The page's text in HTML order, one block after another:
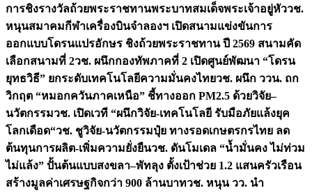
การชิงรางวัลถ้วยพระราชทานพระบาทสมเด็จพระเจ้าอยู่หัววช.
หนุนสมาคมกีฬาเครื่องบินจำลองฯ เปิดสนามแข่งขันการ
ออกแบบโดรนแปรอักษร ชิงถ้วยพระราชทาน ปี 2569 สนามคัด
เลือกสนามที่ 2วช. ผนึกกองทัพภาคที่ 2 เปิดศูนย์พัฒนา “โดรน
ยุทธวิธี” ยกระดับเทคโนโลยีความมั่นคงไทยวช. ผนึก ววน. ถก
วิกฤต “หมอกควันภาคเหนือ” ชี้ทางออก PM2.5 ด้วยวิจัย–
นวัตกรรมวช. เปิดเวที “ผนึกวิจัย-เทคโนโลยี รับมือภัยแล้งยุค
โลกเดือด“วช. ชูวิจัย-นวัตกรรมปุ๋ย ทางรอดเกษตรกรไทย ลด
ต้นทุนการผลิต-เพิ่มความยั่งยืนวช. ดันโมเดล “น้ำมั่นคง ไม่ท่วม
ไม่แล้ง” ปั้นต้นแบบสงขลา–พัทลุง ตั้งเป้าช่วย 1.2 แสนครัวเรือน
สร้างมูลค่าเศรษฐกิจกว่า 900 ล้านบาทวช. หนุน วว. นำ